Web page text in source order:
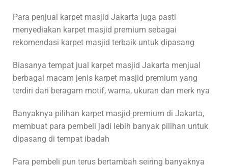
Para penjual karpet masjid Jakarta juga pasti
menyediakan karpet masjid premium sebagai
rekomendasi karpet masjid terbaik untuk dipasang
Biasanya tempat jual karpet masjid Jakarta menjual
berbagai macam jenis karpet masjid premium yang
terdiri dari beragam motif, warna, ukuran dan merk nya
Banyaknya pilihan karpet masjid premium di Jakarta,
membuat para pembeli jadi lebih banyak pilihan untuk
dipasang di tempat ibadah
Para pembeli pun terus bertambah seiring banyaknya